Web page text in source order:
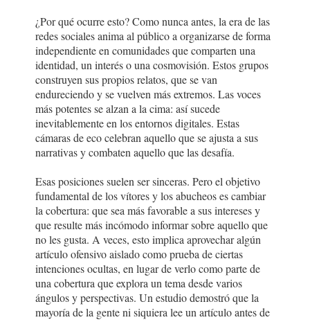
¿Por qué ocurre esto? Como nunca antes, la era de las
redes sociales anima al público a organizarse de forma
independiente en comunidades que comparten una
identidad, un interés o una cosmovisión. Estos grupos
construyen sus propios relatos, que se van
endureciendo y se vuelven más extremos. Las voces
más potentes se alzan a la cima: así sucede
inevitablemente en los entornos digitales. Estas
cámaras de eco celebran aquello que se ajusta a sus
narrativas y combaten aquello que las desafía.
Esas posiciones suelen ser sinceras. Pero el objetivo
fundamental de los vítores y los abucheos es cambiar
la cobertura: que sea más favorable a sus intereses y
que resulte más incómodo informar sobre aquello que
no les gusta. A veces, esto implica aprovechar algún
artículo ofensivo aislado como prueba de ciertas
intenciones ocultas, en lugar de verlo como parte de
una cobertura que explora un tema desde varios
ángulos y perspectivas. Un estudio demostró que la
mayoría de la gente ni siquiera lee un artículo antes de